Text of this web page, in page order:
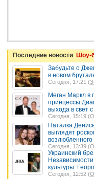
Последние новости Шоу-
Забудьте о
в новом
Сегодня, 17:21 (
Меган Маркл в
принцессы
выхода в свет
Сегодня, 15:19 (
Наталка
выглядят
возлюбленного
Сегодня, 13:39 (
Украинский
культуры:
Сегодня, 12:52 (